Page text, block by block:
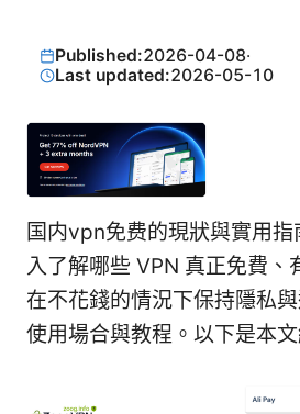
Published:2026-04-08·
Last updated:2026-05-10
国内vpn免费的現狀與實用
入了解哪些 VPN 真正免費、
在不花錢的情況下保持隱私
使用場合與教程。以下是本文